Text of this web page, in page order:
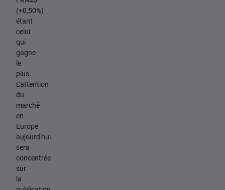
(+0,50%)
étant
celui
qui
gagne
le
plus.
L'attention
du
marché
en
Europe
aujourd'hui
sera
concentrée
sur
la